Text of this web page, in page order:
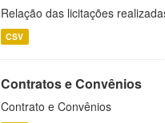
Relação das licitações
CSV
Contratos e Convênios
Contrato e Convênios